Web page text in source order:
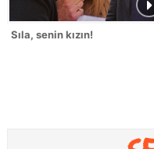
Sıla, senin kızın!